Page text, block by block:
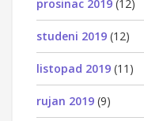
prosinac 2019 (12)
studeni 2019 (12)
listopad 2019 (11)
rujan 2019 (9)